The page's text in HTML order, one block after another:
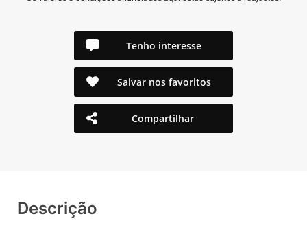
Tenho interesse
Salvar nos favoritos
Compartilhar
Descrição